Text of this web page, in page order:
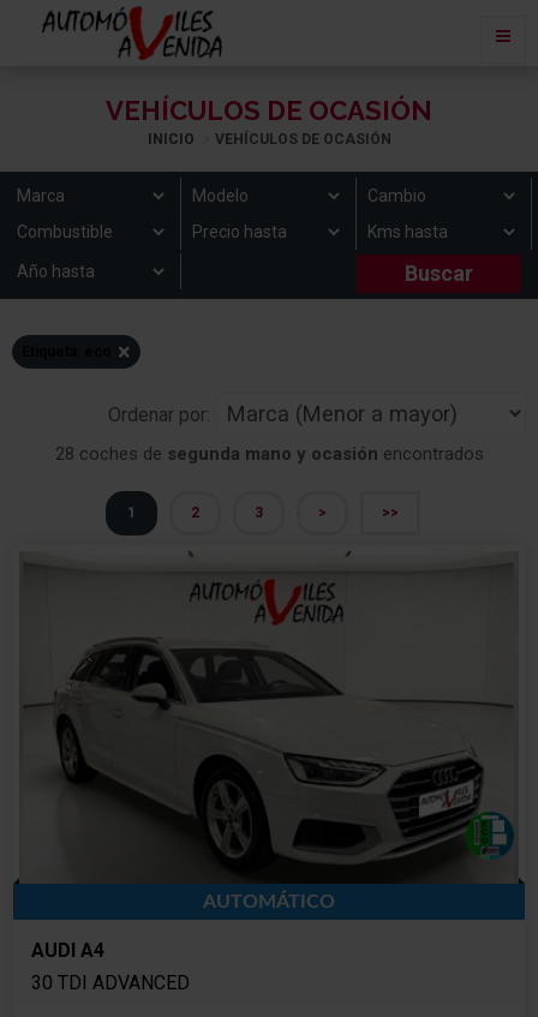
VEHÍCULOS DE OCASIÓN
INICIO VEHÍCULOS DE OCASIÓN
×
Ordenar por:
28 coches de segunda mano y ocasión encontrados
1 2 3 > >>
AUTOMÁTICO
AUDI A4
30 TDI ADVANCED